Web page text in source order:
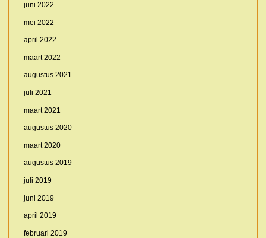
juni 2022
mei 2022
april 2022
maart 2022
augustus 2021
juli 2021
maart 2021
augustus 2020
maart 2020
augustus 2019
juli 2019
juni 2019
april 2019
februari 2019